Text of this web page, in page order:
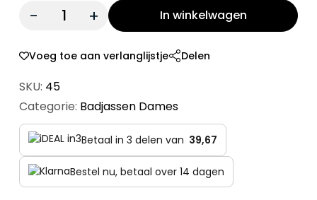
Quantity: In winkelwagen
Voeg toe aan verlanglijstje Delen
SKU: 45
Categorie: Badjassen Dames
Betaal in 3 delen van 39,67
Bestel nu, betaal over 14 dagen